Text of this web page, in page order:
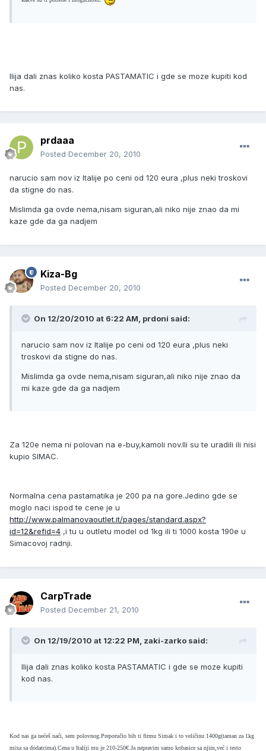
Ilija dali znas koliko kosta PASTAMATIC i gde se moze kupiti kod
nas.
prdaaa
Posted December 20, 2010
narucio sam nov iz Italije po ceni od 120 eura ,plus neki troskovi
da stigne do nas.
Mislimda ga ovde nema,nisam siguran,ali niko nije znao da mi
kaze gde da ga nadjem
Kiza-Bg
Posted December 20, 2010
On 12/20/2010 at 6:22 AM, prdoni said:
narucio sam nov iz Italije po ceni od 120 eura ,plus neki
troskovi da stigne do nas.
Mislimda ga ovde nema,nisam siguran,ali niko nije znao da
mi kaze gde da ga nadjem
Za 120e nema ni polovan na e-buy,kamoli nov.Ili su te uradili ili nisi
kupio SIMAC.
Normalna cena pastamatika je 200 pa na gore.Jedino gde se
moglo naci ispod te cene je u
http://www.palmanovaoutlet.it/pages/standard.aspx?
id=12&refid=4 ,i tu u outletu model od 1kg ili ti 1000 kosta 190e u
Simacovoj radnji.
CarpTrade
Posted December 21, 2010
On 12/19/2010 at 12:22 PM, zaki-zarko said:
Ilija dali znas koliko kosta PASTAMATIC i gde se moze kupiti
kod nas.
Kod nas ga nećeš naći, sem polovnog.Preporučio bih ti firmu Simak i to veličinu 1400g(taman za 1kg
mixa sa dodatcima).Cena u Italiji mu je 210-250€.Ja nepravim samo kobasice sa njim,već i testo